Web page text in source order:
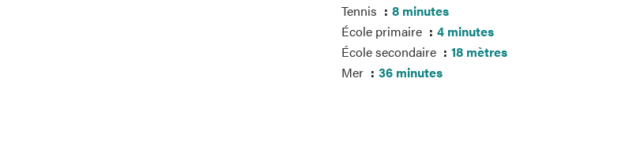
Tennis
8 minutes
École primaire
4 minutes
École secondaire
18 mètres
Mer
36 minutes